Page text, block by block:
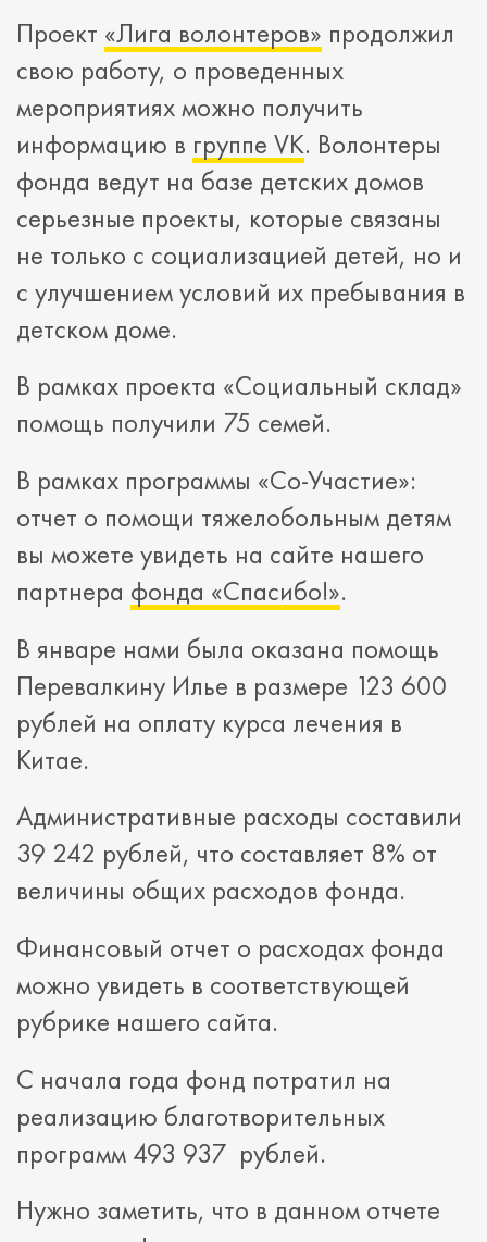
Проект «Лига волонтеров» продолжил
свою работу, о проведенных
мероприятиях можно получить
информацию в группе VK. Волонтеры
фонда ведут на базе детских домов
серьезные проекты, которые связаны
не только с социализацией детей, но и
с улучшением условий их пребывания в
детском доме.
В рамках проекта «Социальный склад»
помощь получили 75 семей.
В рамках программы «Со-Участие»:
отчет о помощи тяжелобольным детям
вы можете увидеть на сайте нашего
партнера фонда «Спасибо!».
В январе нами была оказана помощь
Перевалкину Илье в размере 123 600
рублей на оплату курса лечения в
Китае.
Административные расходы составили
39 242 рублей, что составляет 8% от
величины общих расходов фонда.
Финансовый отчет о расходах фонда
можно увидеть в соответствующей
рубрике нашего сайта.
С начала года фонд потратил на
реализацию благотворительных
программ 493 937 рублей.
Нужно заметить, что в данном отчете